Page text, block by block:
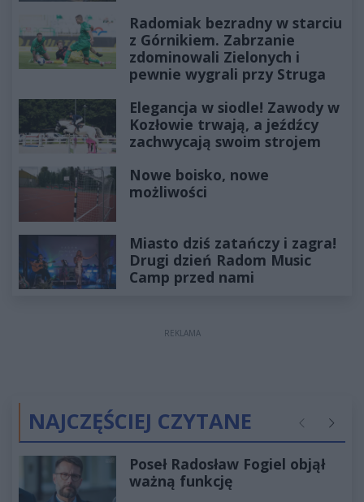
Radomiak bezradny w starciu
z Górnikiem. Zabrzanie
zdominowali Zielonych i
pewnie wygrali przy Struga
Elegancja w siodle! Zawody w
Kozłowie trwają, a jeźdźcy
zachwycają swoim strojem
Nowe boisko, nowe
możliwości
Miasto dziś zatańczy i zagra!
Drugi dzień Radom Music
Camp przed nami
REKLAMA
NAJCZĘŚCIEJ CZYTANE Poprzednie
Poseł Radosław Fogiel objął
ważną funkcję